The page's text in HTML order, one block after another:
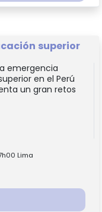
superior
emergencia
en el Perú
un gran retos
Lima